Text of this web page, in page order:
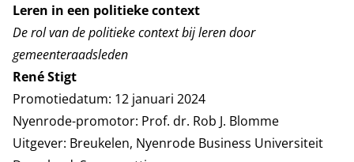
Leren in een politieke context
De rol van de politieke context bij leren door
gemeenteraadsleden
René Stigt
Promotiedatum: 12 januari 2024
Nyenrode-promotor: Prof. dr. Rob J. Blomme
Uitgever: Breukelen, Nyenrode Business Universiteit